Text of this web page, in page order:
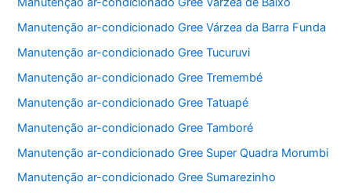
Manutenção ar-condicionado Gree Várzea da Barra Funda
Manutenção ar-condicionado Gree Tucuruvi
Manutenção ar-condicionado Gree Tremembé
Manutenção ar-condicionado Gree Tatuapé
Manutenção ar-condicionado Gree Tamboré
Manutenção ar-condicionado Gree Super Quadra Morumbi
Manutenção ar-condicionado Gree Sumarezinho